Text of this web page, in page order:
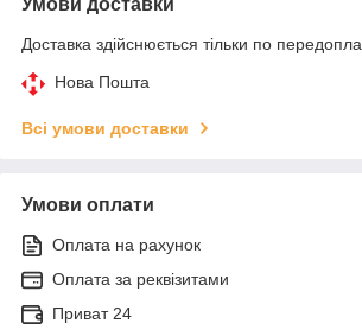
Доставка здійснюється тільки по
Нова Пошта
Всі умови доставки
Умови оплати
Оплата на рахунок
Оплата за реквізитами
Приват 24